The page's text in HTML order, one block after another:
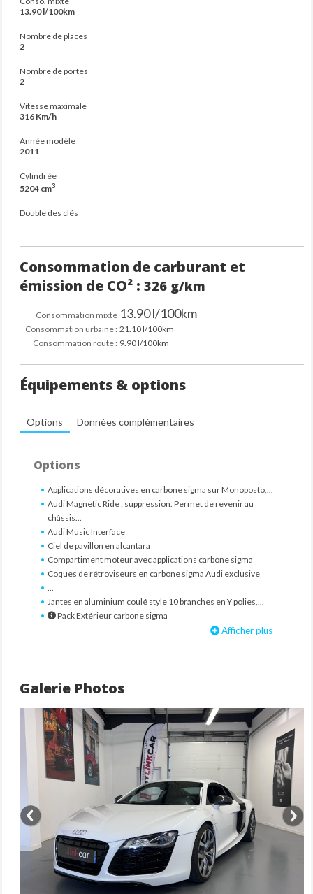
13.90 l/100km
Nombre de places
2
Nombre de portes
2
Vitesse maximale
316 Km/h
Année modèle
2011
Cylindrée
5204 cm3
Double des clés
Consommation de carburant et
émission de CO² : 326 g/km
Consommation mixte 13.90 l/100km
Consommation urbaine : 21.10 l/100km
Consommation route : 9.90 l/100km
Équipements & options
Options Données complémentaires
Options
Applications décoratives en carbone sigma sur Monoposto,...
Audi Magnetic Ride : suppression. Permet de revenir au
châssis...
Audi Music Interface
Ciel de pavillon en alcantara
Compartiment moteur avec applications carbone sigma
Coques de rétroviseurs en carbone sigma Audi exclusive
...
Jantes en aluminium coulé style 10 branches en Y polies,...
Pack Extérieur carbone sigma
Parking System Plus : aide au stationnement avant et arrière...
Volant Méplat multifonctions en Alcantara avec palettes
Equipements
GPS Plus : système de navigation GPS
Pack Eclairage
Régulateur de vitesse électronique actif dès 30 km/h
Réservoir de 90 litres au lieu de 75
Volant Sport multifonction en cuir, style 3 branches, partie
inférieure plate, avec airbag grand volume
Afficher plus
Galerie Photos